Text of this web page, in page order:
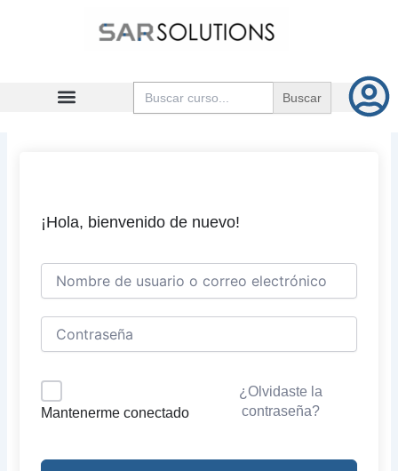
Buscar:
¡Hola, bienvenido de nuevo!
Mantenerme conectado
¿Olvidaste la
contraseña?